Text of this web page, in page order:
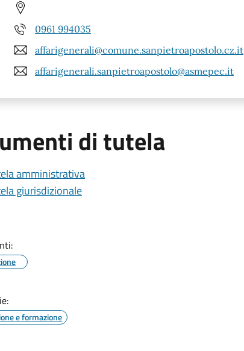
0961 994035
affarigenerali@comune.sanpietroapostolo.cz.it
affarigenerali.sanpietroapostolo@asmepec.it
di tutela
amministrativa
giurisdizionale
e formazione